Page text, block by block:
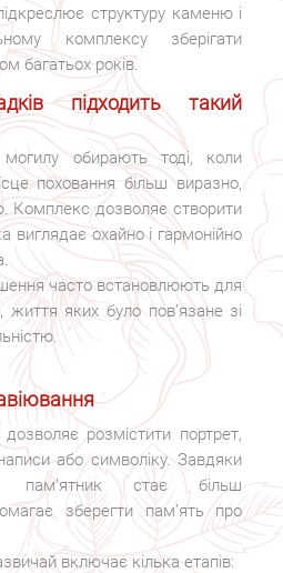
структуру каменю і
комплексу зберігати
багатьох років.
підходить такий
обирають тоді, коли
поховання більш виразно,
Комплекс дозволяє створити
виглядає охайно і гармонійно
часто встановлюють для
життя яких було пов’язане зі
розмістити портрет,
або символіку. Завдяки
пам’ятник стає більш
зберегти пам’ять про
включає кілька етапів: